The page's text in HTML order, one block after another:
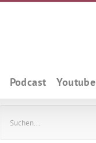
Podcast Youtube
nach: